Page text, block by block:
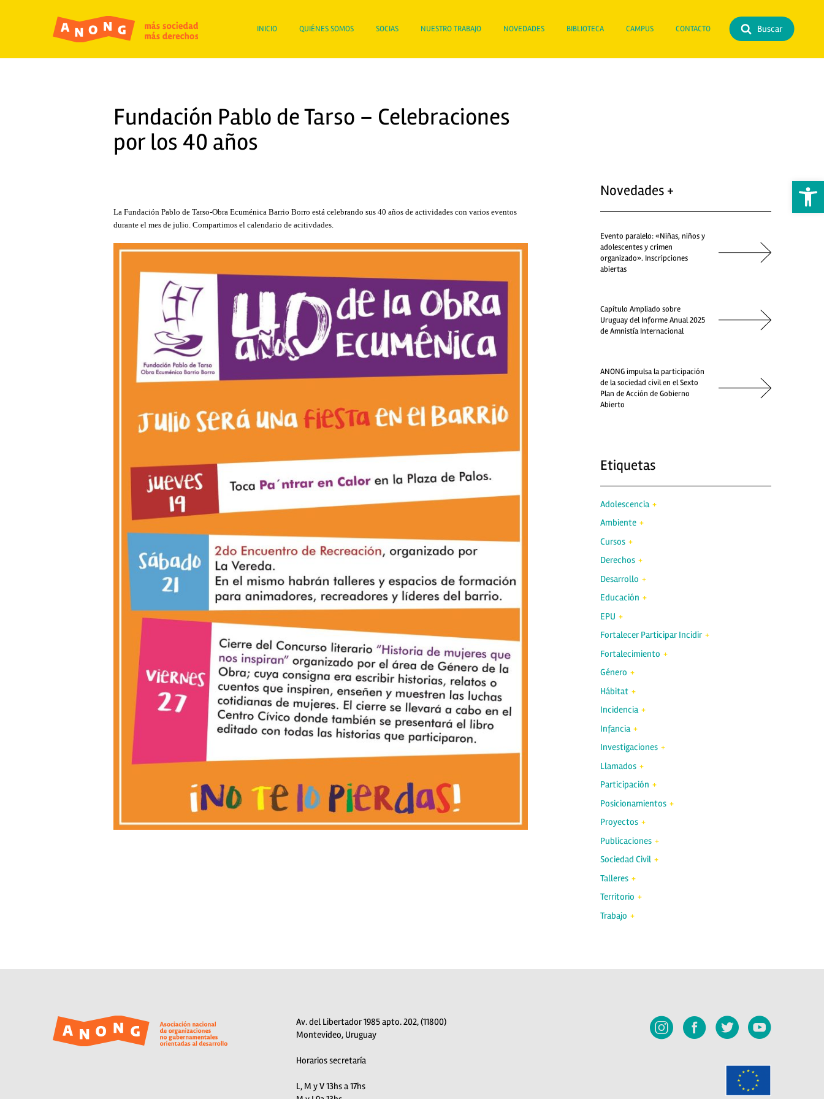
Abrir
INICIO QUIÉNES SOMOS SOCIAS NUESTRO TRABAJO NOVEDADES BIBLIOTECA CAMPUS CONTACTO Buscar
Fundación Pablo de Tarso – Celebraciones
por los 40 años
La Fundación Pablo de Tarso-Obra Ecuménica Barrio Borro está celebrando sus 40 años de actividades con varios eventos
durante el mes de julio. Compartimos el calendario de acitivdades.
Novedades +
Evento paralelo: «Niñas, niños y
adolescentes y crimen
organizado». Inscripciones
abiertas
Capítulo Ampliado sobre
Uruguay del Informe Anual 2025
de Amnistía Internacional
ANONG impulsa la participación
de la sociedad civil en el Sexto
Plan de Acción de Gobierno
Abierto
Etiquetas
Adolescencia
Ambiente
Cursos
Derechos
Desarrollo
Educación
EPU
Fortalecer Participar Incidir
Fortalecimiento
Género
Hábitat
Incidencia
Infancia
Investigaciones
Llamados
Participación
Posicionamientos
Proyectos
Publicaciones
Sociedad Civil
Talleres
Territorio
Trabajo
Av. del Libertador 1985 apto. 202, (11800)
Montevideo, Uruguay
Horarios secretaría
L, M y V 13hs a 17hs